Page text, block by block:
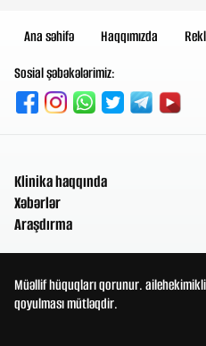
Ana səhifə Haqqımızda
Sosial şəbəkələrimiz:
Klinika haqqında
Xəbərlər
Araşdırma
Müəllif hüquqları qorunur.
qoyulması mütləqdir.